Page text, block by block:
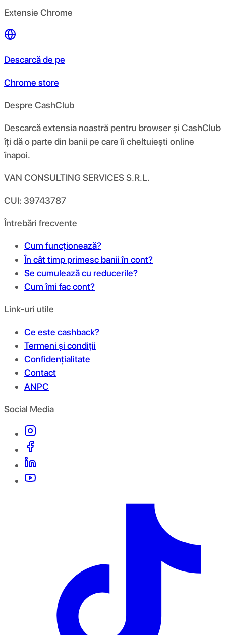
Extensie Chrome
Descarcă de pe
Chrome store
Despre CashClub
Descarcă extensia noastră pentru browser și CashClub
îți dă o parte din banii pe care îi cheltuiești online
înapoi.
VAN CONSULTING SERVICES S.R.L.
CUI: 39743787
Întrebări frecvente
Cum funcționează?
În cât timp primesc banii în cont?
Se cumulează cu reducerile?
Cum îmi fac cont?
Link-uri utile
Ce este cashback?
Termeni și condiții
Confidențialitate
Contact
ANPC
Social Media